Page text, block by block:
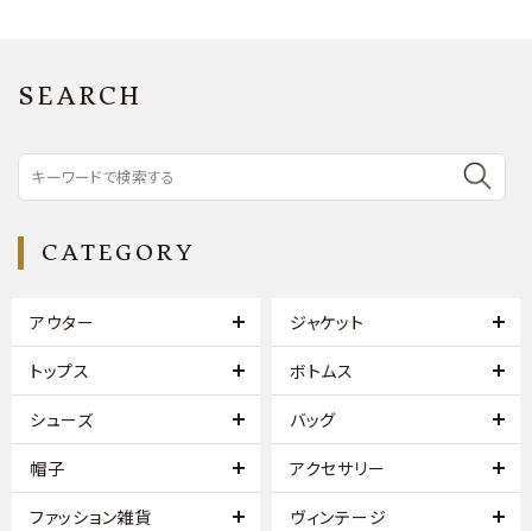
SEARCH
CATEGORY
アウター ジャケット
トップス ボトムス
シューズ バッグ
帽子 アクセサリー
ファッション雑貨 ヴィンテージ